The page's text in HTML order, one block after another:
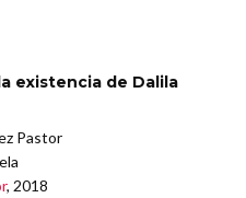
existencia de Dalila
Pastor
, 2018